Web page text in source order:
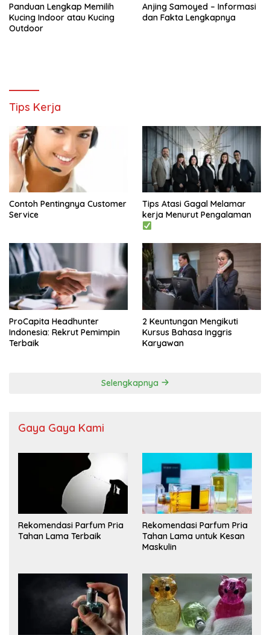
Panduan Lengkap Memilih
Kucing Indoor atau Kucing
Outdoor
Anjing Samoyed – Informasi
dan Fakta Lengkapnya
Tips Kerja
Contoh Pentingnya Customer
Service
Tips Atasi Gagal Melamar
kerja Menurut Pengalaman
ProCapita Headhunter
Indonesia: Rekrut Pemimpin
Terbaik
2 Keuntungan Mengikuti
Kursus Bahasa Inggris
Karyawan
Selengkapnya
Gaya Gaya Kami
Rekomendasi Parfum Pria
Tahan Lama Terbaik
Rekomendasi Parfum Pria
Tahan Lama untuk Kesan
Maskulin